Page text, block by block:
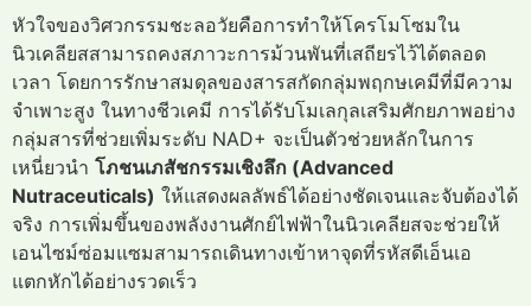
หัวใจของวิศวกรรมชะลอวัยคือการทำให้โครโมโซมใน
นิวเคลียสสามารถคงสภาวะการม้วนพันที่เสถียรไว้ได้ตลอด
เวลา โดยการรักษาสมดุลของสารสกัดกลุ่มพฤกษเคมีที่มีความ
จำเพาะสูง ในทางชีวเคมี การได้รับโมเลกุลเสริมศักยภาพอย่าง
กลุ่มสารที่ช่วยเพิ่มระดับ NAD+ จะเป็นตัวช่วยหลักในการ
เหนี่ยวนำ โภชนเภสัชกรรมเชิงลึก (Advanced
Nutraceuticals) ให้แสดงผลลัพธ์ได้อย่างชัดเจนและจับต้องได้
จริง การเพิ่มขึ้นของพลังงานศักย์ไฟฟ้าในนิวเคลียสจะช่วยให้
เอนไซม์ซ่อมแซมสามารถเดินทางเข้าหาจุดที่รหัสดีเอ็นเอ
แตกหักได้อย่างรวดเร็ว